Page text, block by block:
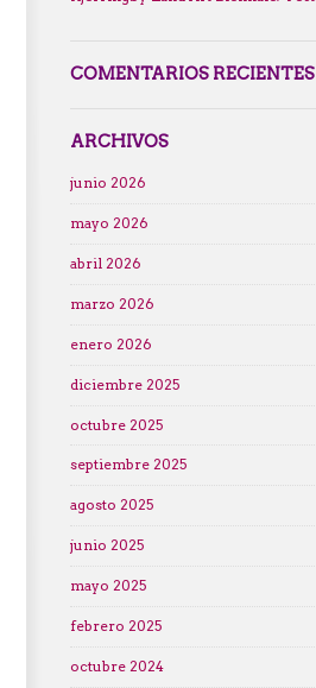
COMENTARIOS RECIENTES
ARCHIVOS
junio 2026
mayo 2026
abril 2026
marzo 2026
enero 2026
diciembre 2025
octubre 2025
septiembre 2025
agosto 2025
junio 2025
mayo 2025
febrero 2025
octubre 2024